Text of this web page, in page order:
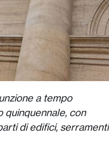
a tempo
quinquennale, con
di edifici, serramenti